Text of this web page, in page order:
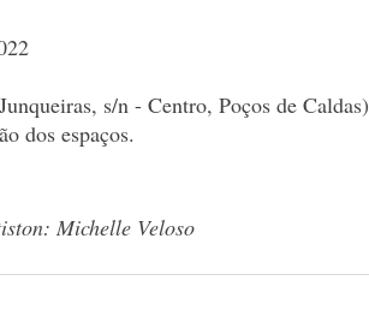
s/n - Centro, Poços de Caldas)
dos espaços.
Michelle Veloso